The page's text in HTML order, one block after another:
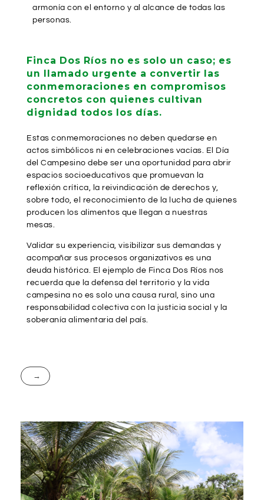
armonía con el entorno y al alcance de todas las
personas.
Finca Dos Ríos no es solo un caso; es
un llamado urgente a convertir las
conmemoraciones en compromisos
concretos con quienes cultivan
dignidad todos los días.
Estas conmemoraciones no deben quedarse en
actos simbólicos ni en celebraciones vacías. El Día
del Campesino debe ser una oportunidad para abrir
espacios socioeducativos que promuevan la
reflexión crítica, la reivindicación de derechos y,
sobre todo, el reconocimiento de la lucha de quienes
producen los alimentos que llegan a nuestras
mesas.
Validar su experiencia, visibilizar sus demandas y
acompañar sus procesos organizativos es una
deuda histórica. El ejemplo de Finca Dos Ríos nos
recuerda que la defensa del territorio y la vida
campesina no es solo una causa rural, sino una
responsabilidad colectiva con la justicia social y la
soberanía alimentaria del país.